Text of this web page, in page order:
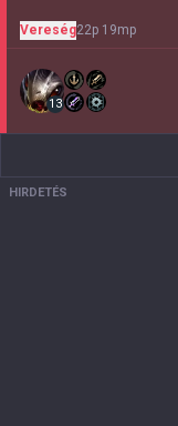
Vereség22p 19mp
13
HIRDETÉS